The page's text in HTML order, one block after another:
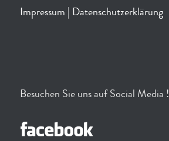
Impressum Datenschutzerklärung
Besuchen Sie uns auf Social Media !